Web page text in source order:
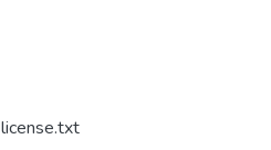
license.txt